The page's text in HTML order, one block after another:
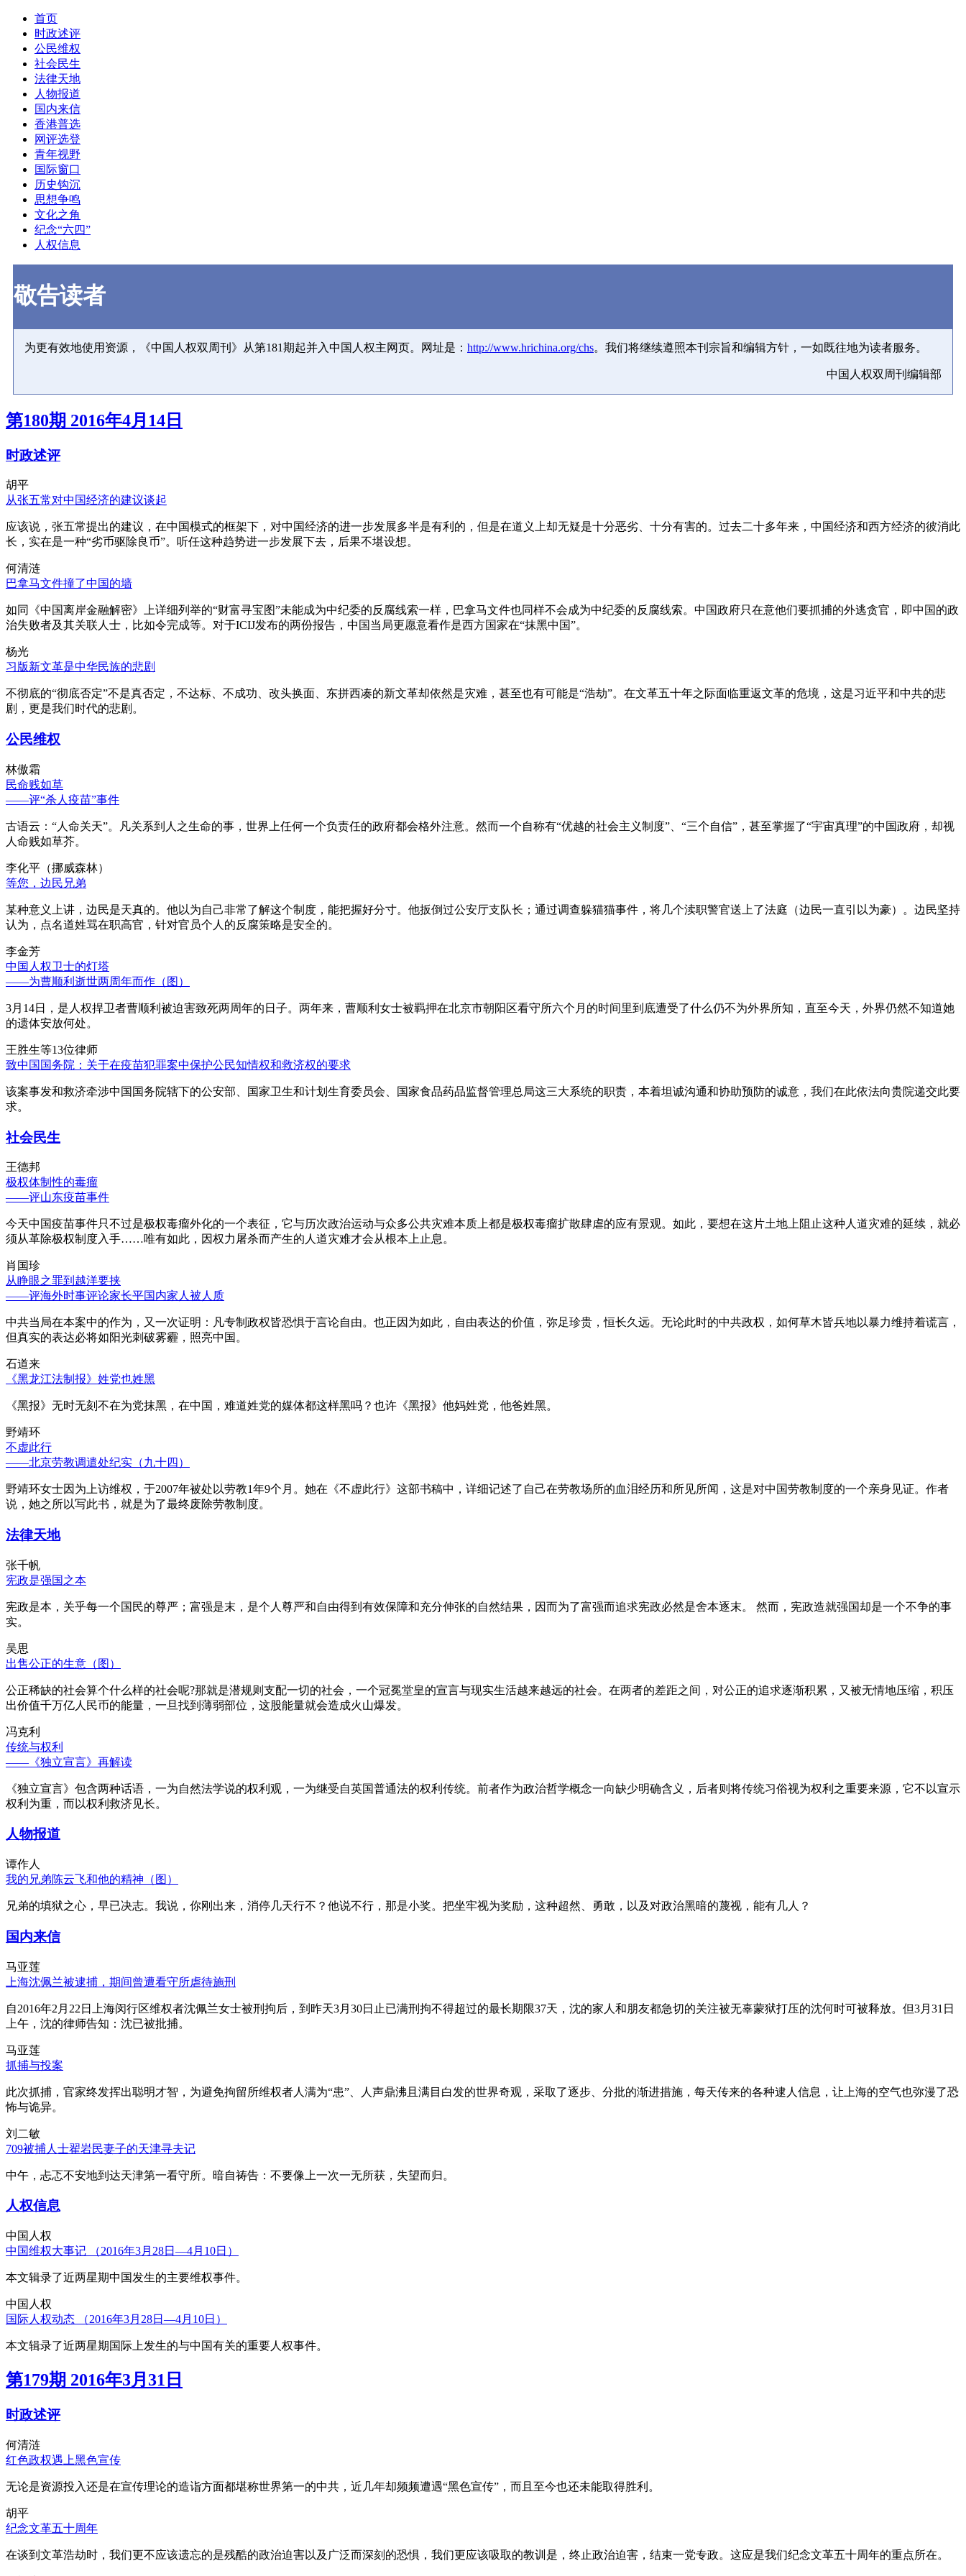
首页
时政述评
公民维权
社会民生
法律天地
人物报道
国内来信
香港普选
网评选登
青年视野
国际窗口
历史钩沉
思想争鸣
文化之角
纪念“六四”
人权信息
敬告读者
为更有效地使用资源，《中国人权双周刊》从第181期起并入中国人权主网页。网址是： http://www.hrichina.org/chs。我们将继续遵照本刊宗旨和编辑方针，一如既往地为读者服务。
中国人权双周刊编辑部
第180期 2016年4月14日
时政述评
胡平
从张五常对中国经济的建议谈起
应该说，张五常提出的建议，在中国模式的框架下，对中国经济的进一步发展多半是有利的，但是在道义上却无疑是十分恶劣、十分有害的。过去二十多年来，中国经济和西方经济的彼消此
长，实在是一种“劣币驱除良币”。听任这种趋势进一步发展下去，后果不堪设想。
何清涟
巴拿马文件撞了中国的墙
如同《中国离岸金融解密》上详细列举的“财富寻宝图”未能成为中纪委的反腐线索一样，巴拿马文件也同样不会成为中纪委的反腐线索。中国政府只在意他们要抓捕的外逃贪官，即中国的政
治失败者及其关联人士，比如令完成等。对于ICIJ发布的两份报告，中国当局更愿意看作是西方国家在“抹黑中国”。
杨光
习版新文革是中华民族的悲剧
不彻底的“彻底否定”不是真否定，不达标、不成功、改头换面、东拼西凑的新文革却依然是灾难，甚至也有可能是“浩劫”。在文革五十年之际面临重返文革的危境，这是习近平和中共的悲
剧，更是我们时代的悲剧。
公民维权
林傲霜
民命贱如草
——评“杀人疫苗”事件
古语云：“人命关天”。凡关系到人之生命的事，世界上任何一个负责任的政府都会格外注意。然而一个自称有“优越的社会主义制度”、“三个自信”，甚至掌握了“宇宙真理”的中国政府，却视
人命贱如草芥。
李化平（挪威森林）
等您，边民兄弟
某种意义上讲，边民是天真的。他以为自己非常了解这个制度，能把握好分寸。他扳倒过公安厅支队长；通过调查躲猫猫事件，将几个渎职警官送上了法庭（边民一直引以为豪）。边民坚持
认为，点名道姓骂在职高官，针对官员个人的反腐策略是安全的。
李金芳
中国人权卫士的灯塔
——为曹顺利逝世两周年而作（图）
3月14日，是人权捍卫者曹顺利被迫害致死两周年的日子。两年来，曹顺利女士被羁押在北京市朝阳区看守所六个月的时间里到底遭受了什么仍不为外界所知，直至今天，外界仍然不知道她
的遗体安放何处。
王胜生等13位律师
致中国国务院：关于在疫苗犯罪案中保护公民知情权和救济权的要求
该案事发和救济牵涉中国国务院辖下的公安部、国家卫生和计划生育委员会、国家食品药品监督管理总局这三大系统的职责，本着坦诚沟通和协助预防的诚意，我们在此依法向贵院递交此要
求。
社会民生
王德邦
极权体制性的毒瘤
——评山东疫苗事件
今天中国疫苗事件只不过是极权毒瘤外化的一个表征，它与历次政治运动与众多公共灾难本质上都是极权毒瘤扩散肆虐的应有景观。如此，要想在这片土地上阻止这种人道灾难的延续，就必
须从革除极权制度入手……唯有如此，因权力屠杀而产生的人道灾难才会从根本上止息。
肖国珍
从睁眼之罪到越洋要挟
——评海外时事评论家长平国内家人被人质
中共当局在本案中的作为，又一次证明：凡专制政权皆恐惧于言论自由。也正因为如此，自由表达的价值，弥足珍贵，恒长久远。无论此时的中共政权，如何草木皆兵地以暴力维持着谎言，
但真实的表达必将如阳光刺破雾霾，照亮中国。
石道来
《黑龙江法制报》姓党也姓黑
《黑报》无时无刻不在为党抹黑，在中国，难道姓党的媒体都这样黑吗？也许《黑报》他妈姓党，他爸姓黑。
野靖环
不虚此行
——北京劳教调遣处纪实（九十四）
野靖环女士因为上访维权，于2007年被处以劳教1年9个月。她在《不虚此行》这部书稿中，详细记述了自己在劳教场所的血泪经历和所见所闻，这是对中国劳教制度的一个亲身见证。作者
说，她之所以写此书，就是为了最终废除劳教制度。
法律天地
张千帆
宪政是强国之本
宪政是本，关乎每一个国民的尊严；富强是末，是个人尊严和自由得到有效保障和充分伸张的自然结果，因而为了富强而追求宪政必然是舍本逐末。 然而，宪政造就强国却是一个不争的事
实。
吴思
出售公正的生意（图）
公正稀缺的社会算个什么样的社会呢?那就是潜规则支配一切的社会，一个冠冕堂皇的宣言与现实生活越来越远的社会。在两者的差距之间，对公正的追求逐渐积累，又被无情地压缩，积压
出价值千万亿人民币的能量，一旦找到薄弱部位，这股能量就会造成火山爆发。
冯克利
传统与权利
——《独立宣言》再解读
《独立宣言》包含两种话语，一为自然法学说的权利观，一为继受自英国普通法的权利传统。前者作为政治哲学概念一向缺少明确含义，后者则将传统习俗视为权利之重要来源，它不以宣示
权利为重，而以权利救济见长。
人物报道
谭作人
我的兄弟陈云飞和他的精神（图）
兄弟的填狱之心，早已决志。我说，你刚出来，消停几天行不？他说不行，那是小奖。把坐牢视为奖励，这种超然、勇敢，以及对政治黑暗的蔑视，能有几人？
国内来信
马亚莲
上海沈佩兰被逮捕，期间曾遭看守所虐待施刑
自2016年2月22日上海闵行区维权者沈佩兰女士被刑拘后，到昨天3月30日止已满刑拘不得超过的最长期限37天，沈的家人和朋友都急切的关注被无辜蒙狱打压的沈何时可被释放。但3月31日
上午，沈的律师告知：沈已被批捕。
马亚莲
抓捕与投案
此次抓捕，官家终发挥出聪明才智，为避免拘留所维权者人满为“患”、人声鼎沸且满目白发的世界奇观，采取了逐步、分批的渐进措施，每天传来的各种逮人信息，让上海的空气也弥漫了恐
怖与诡异。
刘二敏
709被捕人士翟岩民妻子的天津寻夫记
中午，忐忑不安地到达天津第一看守所。暗自祷告：不要像上一次一无所获，失望而归。
人权信息
中国人权
中国维权大事记 （2016年3月28日—4月10日）
本文辑录了近两星期中国发生的主要维权事件。
中国人权
国际人权动态 （2016年3月28日—4月10日）
本文辑录了近两星期国际上发生的与中国有关的重要人权事件。
第179期 2016年3月31日
时政述评
何清涟
红色政权遇上黑色宣传
无论是资源投入还是在宣传理论的造诣方面都堪称世界第一的中共，近几年却频频遭遇“黑色宣传”，而且至今也还未能取得胜利。
胡平
纪念文革五十周年
在谈到文革浩劫时，我们更不应该遗忘的是残酷的政治迫害以及广泛而深刻的恐惧，我们更应该吸取的教训是，终止政治迫害，结束一党专政。这应是我们纪念文革五十周年的重点所在。